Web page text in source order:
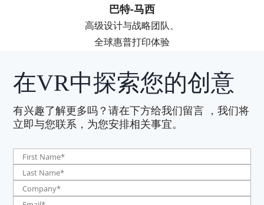
巴特-马西
高级设计与战略团队、
全球惠普打印体验
在VR中探索您的创意
有兴趣了解更多吗？请在下方给我们留言 ，我们将
立即与您联系，为您安排相关事宜。